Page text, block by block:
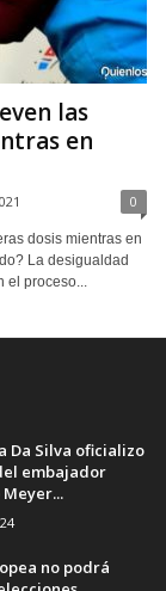
las
en
0
dosis mientras en
La desigualdad
el proceso...
Da Silva oficializo
embajador
no podrá